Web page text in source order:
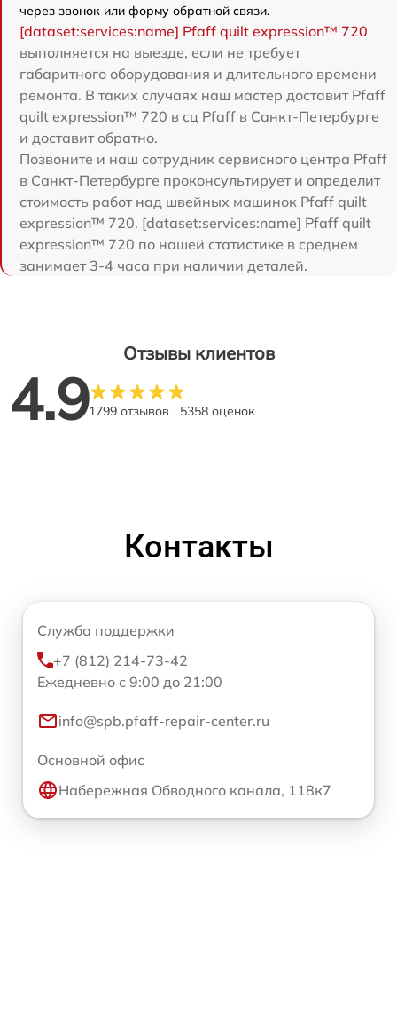
через звонок или форму обратной связи.
[dataset:services:name] Pfaff quilt expression™ 720
выполняется на выезде, если не требует
габаритного оборудования и длительного времени
ремонта. В таких случаях наш мастер доставит Pfaff
quilt expression™ 720 в сц Pfaff в Санкт-Петербурге
и доставит обратно.
Позвоните и наш сотрудник сервисного центра Pfaff
в Санкт-Петербурге проконсультирует и определит
стоимость работ над швейных машинок Pfaff quilt
expression™ 720. [dataset:services:name] Pfaff quilt
expression™ 720 по нашей статистике в среднем
занимает 3-4 часа при наличии деталей.
Отзывы клиентов
4.91799 отзывов 5358 оценок
Контакты
Служба поддержки
+7 (812) 214-73-42
Ежедневно с 9:00 до 21:00
info@spb.pfaff-repair-center.ru
Основной офис
Набережная Обводного канала, 118к7